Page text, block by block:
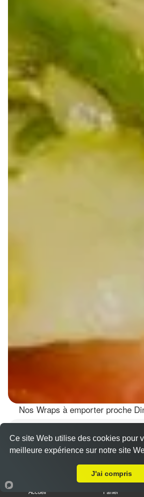
Nos Wraps à emporter proche
8.50 €
Accueil Panier
Ce site Web utilise des cookies pour
meilleure expérience sur notre site
J'ai compris